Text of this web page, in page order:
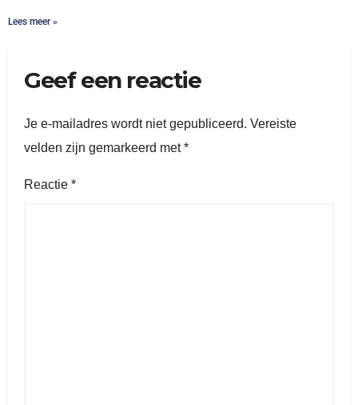
Lees meer »
Geef een reactie
Je e-mailadres wordt niet gepubliceerd. Vereiste
velden zijn gemarkeerd met*
Reactie *